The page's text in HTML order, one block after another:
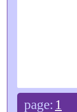
page: 1